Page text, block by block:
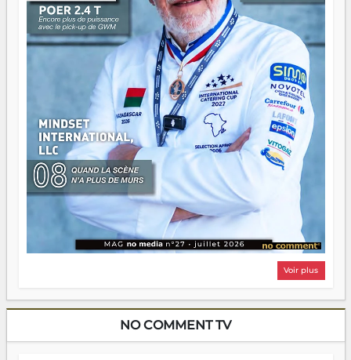
même sens.
Voir plus
NO COMMENT TV